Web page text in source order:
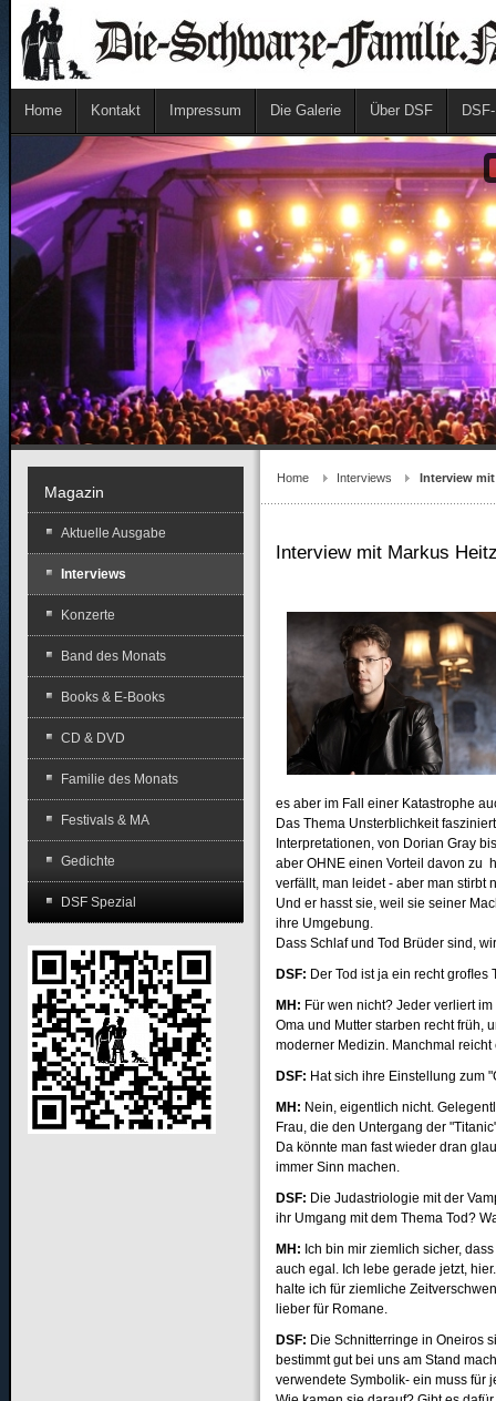
Home Kontakt Impressum Die Galerie Über DSF
Home Interviews Interview
Interview mit Markus
es aber im Fall einer Katastrophe
Das Thema Unsterblichkeit
Interpretationen, von Dorian Gray
aber OHNE einen Vorteil davon zu
verfällt, man leidet - aber man stirbt
Und er hasst sie, weil sie seiner
ihre Umgebung.
Dass Schlaf und Tod Brüder sind,
DSF: Der Tod ist ja ein recht
MH: Für wen nicht? Jeder verliert
Oma und Mutter starben recht früh,
moderner Medizin. Manchmal
DSF: Hat sich ihre Einstellung zum
MH: Nein, eigentlich nicht.
Frau, die den Untergang der
Da könnte man fast wieder dran
immer Sinn machen.
DSF: Die Judastriologie mit der
ihr Umgang mit dem Thema Tod?
MH: Ich bin mir ziemlich sicher,
auch egal. Ich lebe gerade jetzt,
halte ich für ziemliche
lieber für Romane.
DSF: Die Schnitterringe in Oneiros
bestimmt gut bei uns am Stand
verwendete Symbolik- ein muss für
Magazin
Aktuelle Ausgabe
Interviews
Konzerte
Band des Monats
Books & E-Books
CD & DVD
Familie des Monats
Festivals & MA
Gedichte
DSF Spezial